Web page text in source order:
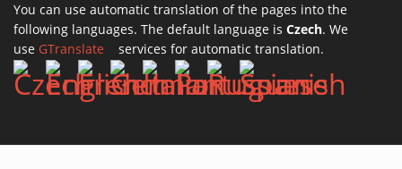
You can use automatic translation of the pages into the
following languages. The default language is Czech. We
use GTranslate (link is external)
services for automatic translation.